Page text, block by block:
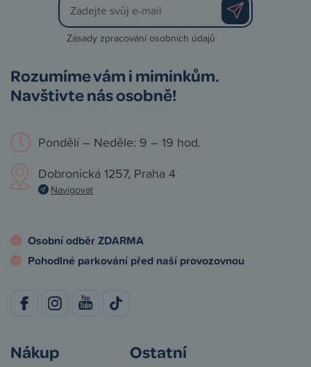
Zásady zpracování osobních údajů
Rozumíme vám i miminkům.
Navštivte nás osobně!
Pondělí – Neděle: 9 – 19 hod.
Dobronická 1257, Praha 4
Navigovat
Osobní odběr ZDARMA
Pohodlné parkování před naší provozovnou
Nákup Ostatní